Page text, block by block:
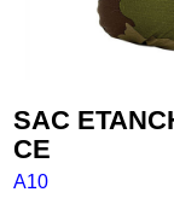
SAC
CE
A10